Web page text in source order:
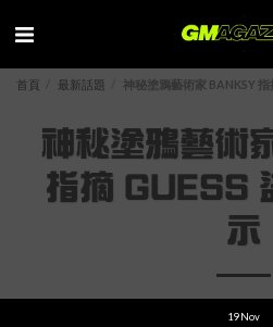
首頁 最新話題 神秘塗鴉藝術家 BANKSY 指
神秘塗鴉藝術
指摘 GUESS
示
19Nov